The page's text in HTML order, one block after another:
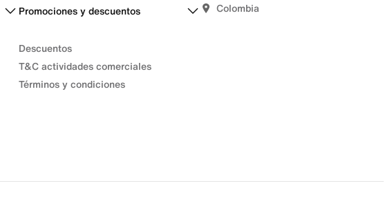
Promociones y descuentos
Descuentos
T&C actividades comerciales
Términos y condiciones
Colombia